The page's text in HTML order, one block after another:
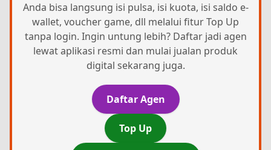
Anda bisa langsung isi pulsa, isi kuota, isi saldo e-
wallet, voucher game, dll melalui fitur Top Up
tanpa login. Ingin untung lebih? Daftar jadi agen
lewat aplikasi resmi dan mulai jualan produk
digital sekarang juga.
Daftar Agen
Top Up